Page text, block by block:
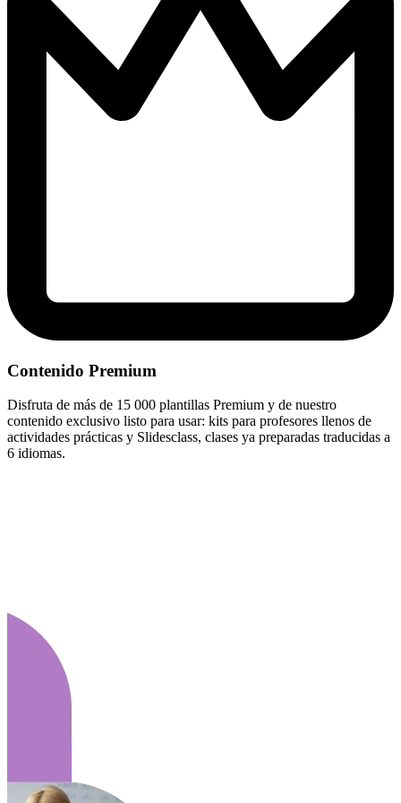
Contenido Premium
Disfruta de más de 15 000 plantillas Premium y de nuestro
contenido exclusivo listo para usar: kits para profesores llenos de
actividades prácticas y Slidesclass, clases ya preparadas traducidas a
6 idiomas.